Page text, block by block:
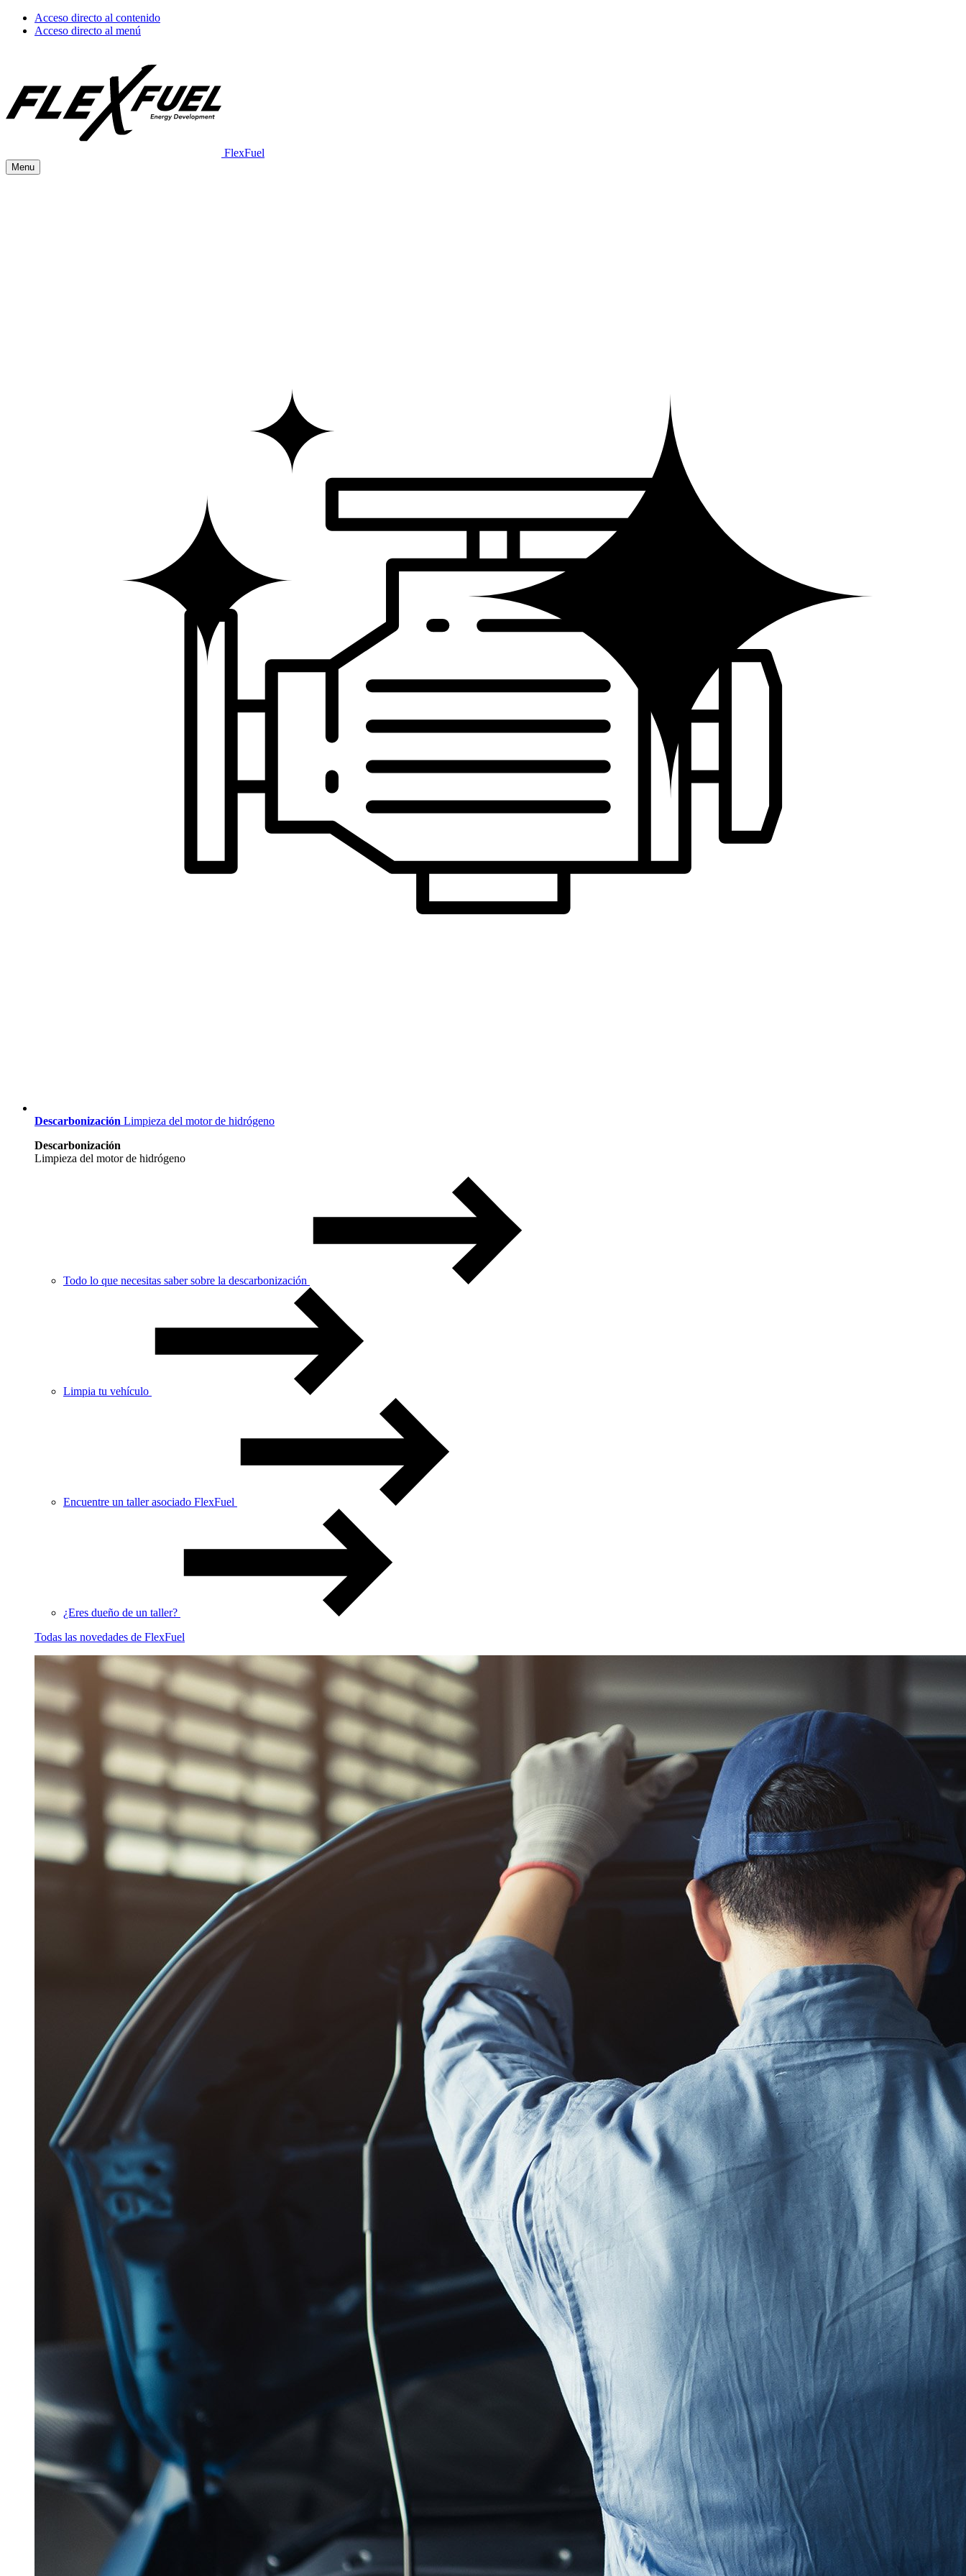
Acceso directo al contenido
Acceso directo al menú
FlexFuel
Menu
Descarbonización Limpieza del motor de hidrógeno
Descarbonización
Limpieza del motor de hidrógeno
Todo lo que necesitas saber sobre la descarbonización
Limpia tu vehículo
Encuentre un taller asociado FlexFuel
¿Eres dueño de un taller?
Todas las novedades de FlexFuel